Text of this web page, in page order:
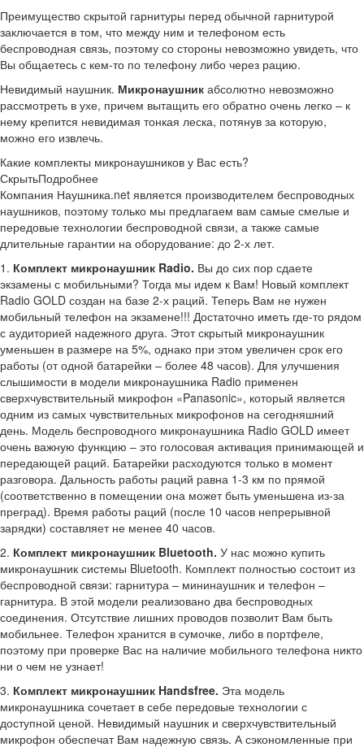
Преимущество скрытой гарнитуры перед обычной гарнитурой
заключается в том, что между ним и телефоном есть
беспроводная связь, поэтому со стороны невозможно увидеть, что
Вы общаетесь с кем-то по телефону либо через рацию.
Невидимый наушник. Микронаушник абсолютно невозможно
рассмотреть в ухе, причем вытащить его обратно очень легко – к
нему крепится невидимая тонкая леска, потянув за которую,
можно его извлечь.
Какие комплекты микронаушников у Вас есть?
СкрытьПодробнее
Компания Наушника.net является производителем беспроводных
наушников, поэтому только мы предлагаем вам самые смелые и
передовые технологии беспроводной связи, а также самые
длительные гарантии на оборудование: до 2-х лет.
1. Комплект микронаушник Radio. Вы до сих пор сдаете
экзамены с мобильными? Тогда мы идем к Вам! Новый комплект
Radio GOLD создан на базе 2-х раций. Теперь Вам не нужен
мобильный телефон на экзамене!!! Достаточно иметь где-то рядом
с аудиторией надежного друга. Этот скрытый микронаушник
уменьшен в размере на 5%, однако при этом увеличен срок его
работы (от одной батарейки – более 48 часов). Для улучшения
слышимости в модели микронаушника Radio применен
сверхчувствительный микрофон «Panasonic», который является
одним из самых чувствительных микрофонов на сегодняшний
день. Модель беспроводного микронаушника Radio GOLD имеет
очень важную функцию – это голосовая активация принимающей и
передающей раций. Батарейки расходуются только в момент
разговора. Дальность работы раций равна 1-3 км по прямой
(соответственно в помещении она может быть уменьшена из-за
преград). Время работы раций (после 10 часов непрерывной
зарядки) составляет не менее 40 часов.
2. Комплект микронаушник Bluetooth. У нас можно купить
микронаушник системы Bluetooth. Комплект полностью состоит из
беспроводной связи: гарнитура – мининаушник и телефон –
гарнитура. В этой модели реализовано два беспроводных
соединения. Отсутствие лишних проводов позволит Вам быть
мобильнее. Телефон хранится в сумочке, либо в портфеле,
поэтому при проверке Вас на наличие мобильного телефона никто
ни о чем не узнает!
3. Комплект микронаушник Handsfree. Эта модель
микронаушника сочетает в себе передовые технологии с
доступной ценой. Невидимый наушник и сверхчувствительный
микрофон обеспечат Вам надежную связь. А сэкономленные при